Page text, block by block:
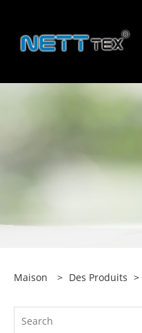
Maison > Des Produits >